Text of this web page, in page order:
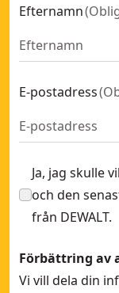
Efternamn(
E-postadress(
Ja, jag skulle
och den
från DEWALT.
Förbättring av
Vi vill dela din